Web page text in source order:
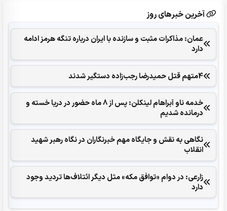
آخرین خبرهای روز
عمان: مذاکرات مثبت و سازنده با ایران درباره تنگه هرمز ادامه
دارد
4متهم قتل حمیدرضا رجب‌زاده دستگیر شدند
خدمه ناو آبراهام لینکلن: پس از 8 ماه حضور در دریا خسته و
درمانده‌ شدیم
نگاهی به نقش و جایگاه مهم خبرنگاران در نگاه رهبر شهید
انقلاب
زارعی: در دوام «توافق مکه» مثل دیگر ائتلاف‌ها تردید وجود
دارد